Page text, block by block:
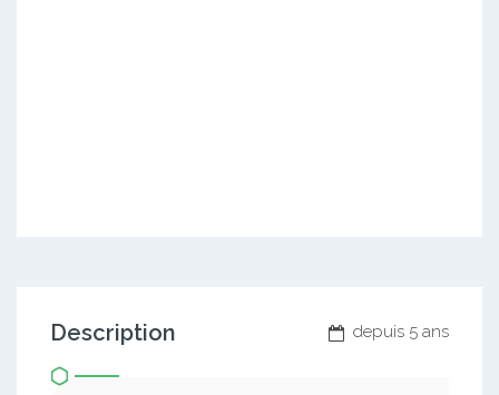
depuis 5 ans
Description